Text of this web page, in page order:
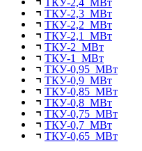
ТКУ-2,3 МВт
ТКУ-2,2 МВт
ТКУ-2,1 МВт
ТКУ-2 МВт
ТКУ-1 МВт
ТКУ-0,95 МВт
ТКУ-0,9 МВт
ТКУ-0,85 МВт
ТКУ-0,8 МВт
ТКУ-0,75 МВт
ТКУ-0,7 МВт
ТКУ-0,65 МВт